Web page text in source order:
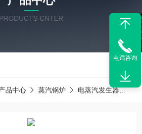
PRODUCTS CNTER
品中心 蒸汽锅炉 电蒸汽发生器 电
电话咨询